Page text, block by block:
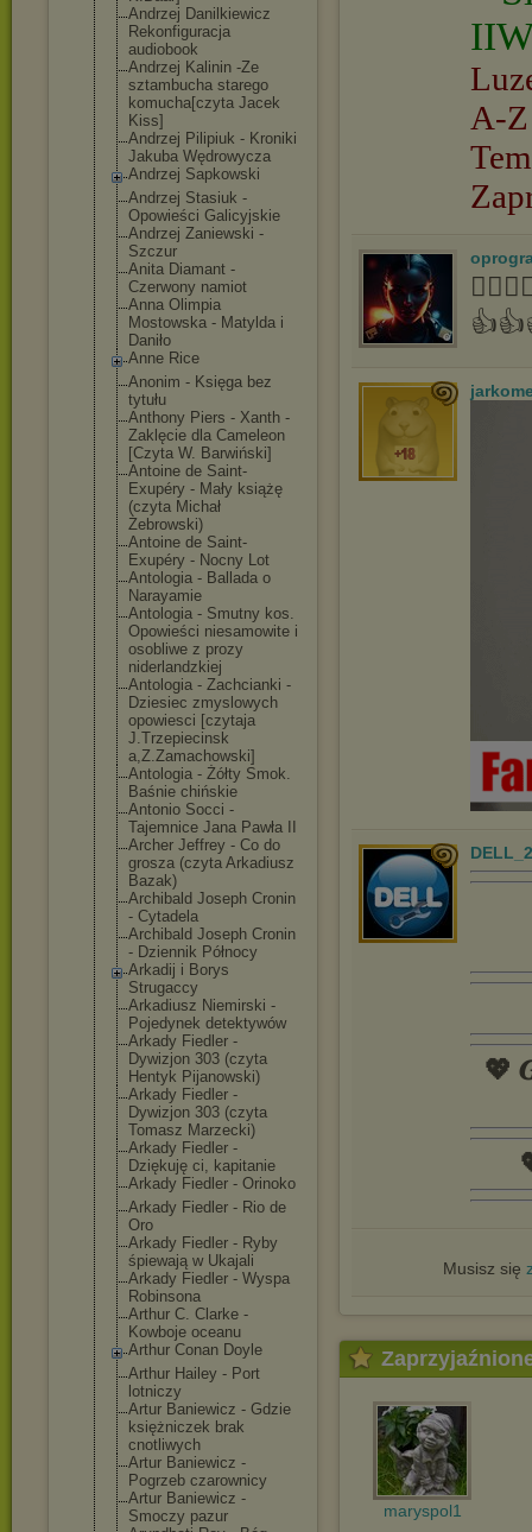
Andrzej Danilkiewicz
Rekonfiguracja
audiobook
Andrzej Kalinin -Ze
sztambucha starego
komucha[czyta Jacek
Kiss]
Andrzej Pilipiuk - Kroniki
Jakuba Wędrowycza
Andrzej Sapkowski
Andrzej Stasiuk -
Opowieści Galicyjskie
Andrzej Zaniewski -
Szczur
Anita Diamant -
Czerwony namiot
Anna Olimpia
Mostowska - Matylda i
Daniło
Anne Rice
Anonim - Księga bez
tytułu
Anthony Piers - Xanth -
Zaklęcie dla Cameleon
[Czyta W. Barwiński]
Antoine de Saint-
Exupéry - Mały książę
(czyta Michał
Żebrowski)
Antoine de Saint-
Exupéry - Nocny Lot
Antologia - Ballada o
Narayamie
Antologia - Smutny kos.
Opowieści niesamowite i
osobliwe z prozy
niderlandzkiej
Antologia - Zachcianki -
Dziesiec zmyslowych
opowiesci [czytaja
J.Trzepiecinsk
a,Z.Zamachowski]
Antologia - Żółty Smok.
Baśnie chińskie
Antonio Socci -
Tajemnice Jana Pawła II
Archer Jeffrey - Co do
grosza (czyta Arkadiusz
Bazak)
Archibald Joseph Cronin
- Cytadela
Archibald Joseph Cronin
- Dziennik Północy
Arkadij i Borys
Strugaccy
Arkadiusz Niemirski -
Pojedynek detektywów
Arkady Fiedler -
Dywizjon 303 (czyta
Hentyk Pijanowski)
Arkady Fiedler -
Dywizjon 303 (czyta
Tomasz Marzecki)
Arkady Fiedler -
Dziękuję ci, kapitanie
Arkady Fiedler - Orinoko
Arkady Fiedler - Rio de
Oro
Arkady Fiedler - Ryby
śpiewają w Ukajali
Arkady Fiedler - Wyspa
Robinsona
Arthur C. Clarke -
Kowboje oceanu
Arthur Conan Doyle
Arthur Hailey - Port
lotniczy
Artur Baniewicz - Gdzie
księżniczek brak
cnotliwych
Artur Baniewicz -
Pogrzeb czarownicy
Artur Baniewicz -
Smoczy pazur
A-
💖
Musisz się
maryspol1